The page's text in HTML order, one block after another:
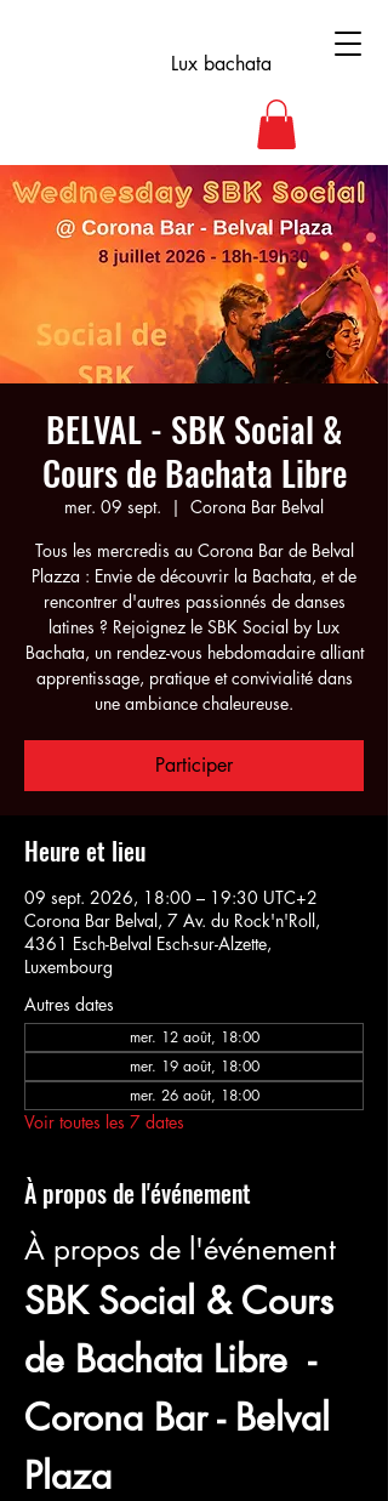
Lux bachata
BELVAL - SBK Social &
Cours de Bachata Libre
mer. 09 sept.
  |
Corona Bar Belval
Tous les mercredis au Corona Bar de Belval
Plazza : Envie de découvrir la Bachata, et de
rencontrer d'autres passionnés de danses
latines ? Rejoignez le SBK Social by Lux
Bachata, un rendez-vous hebdomadaire alliant
apprentissage, pratique et convivialité dans
une ambiance chaleureuse.
Participer
Heure et lieu
09 sept. 2026, 18:00 – 19:30 UTC+2
Corona Bar Belval, 7 Av. du Rock'n'Roll,
4361 Esch-Belval Esch-sur-Alzette,
Luxembourg
Autres dates
mer. 12 août, 18:00
mer. 19 août, 18:00
mer. 26 août, 18:00
Voir toutes les 7 dates
À propos de l'événement
À propos de l'événement
SBK Social & Cours
de Bachata Libre  -
Corona Bar - Belval
Plaza